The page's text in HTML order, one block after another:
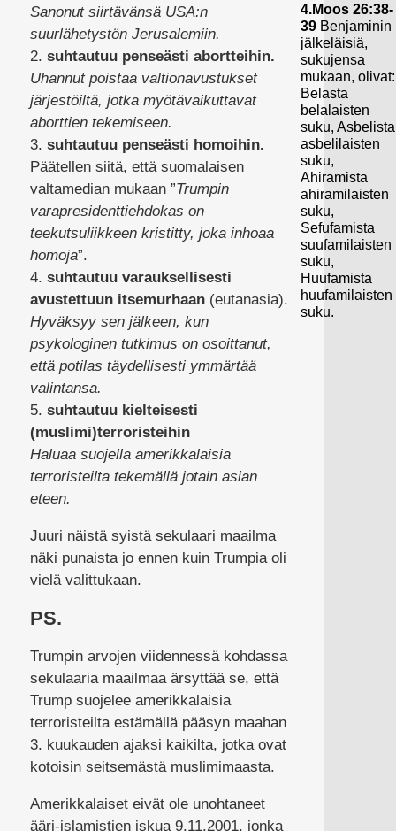
Sanonut siirtävänsä USA:n
suurlähetystön Jerusalemiin.
2. suhtautuu penseästi abortteihin.
Uhannut poistaa valtionavustukset
järjestöiltä, jotka myötävaikuttavat
aborttien tekemiseen.
3. suhtautuu penseästi homoihin.
Päätellen siitä, että suomalaisen
valtamedian mukaan ”Trumpin
varapresidenttiehdokas on
teekutsuliikkeen kristitty, joka inhoaa
homoja”.
4. suhtautuu varauksellisesti
avustettuun itsemurhaan(eutanasia).
Hyväksyy sen jälkeen, kun
psykologinen tutkimus on osoittanut,
että potilas täydellisesti ymmärtää
valintansa.
5. suhtautuu kielteisesti
(muslimi)terroristeihin
Haluaa suojella amerikkalaisia
terroristeilta tekemällä jotain asian
eteen.
Juuri näistä syistä sekulaari maailma
näki punaista jo ennen kuin Trumpia oli
vielä valittukaan.
PS.
Trumpin arvojen viidennessä kohdassa
sekulaaria maailmaa ärsyttää se, että
Trump suojelee amerikkalaisia
terroristeilta estämällä pääsyn maahan
3. kuukauden ajaksi kaikilta, jotka ovat
kotoisin seitsemästä muslimimaasta.
Amerikkalaiset eivät ole unohtaneet
ääri-islamistien iskua 9.11.2001, jonka
4.Moos 26:38-
39 Benjaminin
jälkeläisiä,
sukujensa
mukaan, olivat:
Belasta
belalaisten
suku, Asbelista
asbelilaisten
suku,
Ahiramista
ahiramilaisten
suku,
Sefufamista
suufamilaisten
suku,
Huufamista
huufamilaisten
suku.